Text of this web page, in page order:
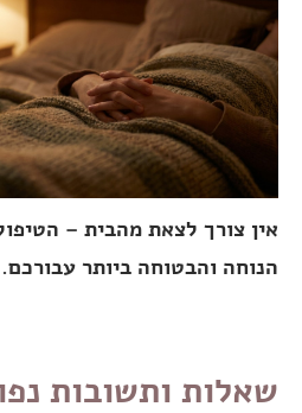
אין צורך לצאת מהבית –
הנוחה והבטוחה ביותר עבורכם.
שאלות ותשובות